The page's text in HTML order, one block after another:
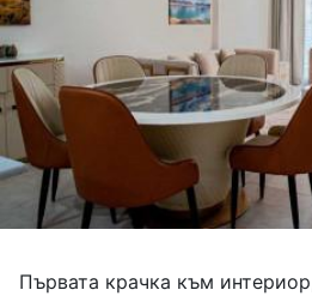
Първата крачка към